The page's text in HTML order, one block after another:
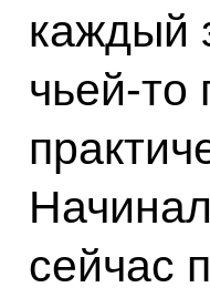
каждый
сейчас